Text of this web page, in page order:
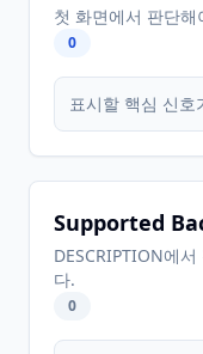
첫 화면에서 판단
0
표시할 핵심 신호
Supported
DESCRIPTION에
다.
0